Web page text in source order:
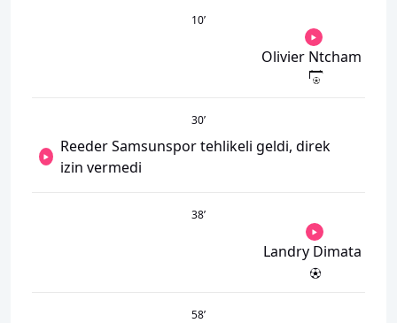
10’
Olivier Ntcham
30’
Reeder Samsunspor tehlikeli geldi, direk
izin vermedi
38’
Landry Dimata
58’